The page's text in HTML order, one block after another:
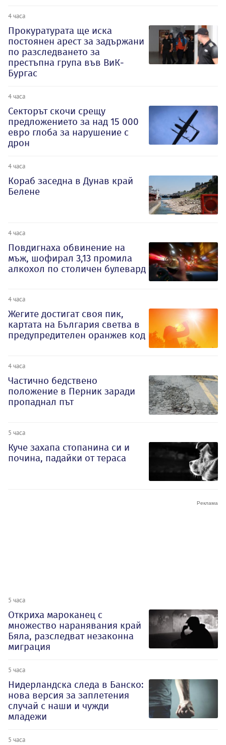
4 часа
Прокуратурата ще иска
постоянен арест за задържани
по разследването за
престъпна група във ВиК-
Бургас
4 часа
Секторът скочи срещу
предложението за над 15 000
евро глоба за нарушение с
дрон
4 часа
Кораб заседна в Дунав край
Белене
4 часа
Повдигнаха обвинение на
мъж, шофирал 3,13 промила
алкохол по столичен булевард
4 часа
Жегите достигат своя пик,
картата на България светва в
предупредителен оранжев код
4 часа
Частично бедствено
положение в Перник заради
пропаднал път
5 часа
Куче захапа стопанина си и
почина, падайки от тераса
5 часа
Откриха мароканец с
множество наранявания край
Бяла, разследват незаконна
миграция
5 часа
Нидерландска следа в Банско:
нова версия за заплетения
случай с наши и чужди
младежи
5 часа